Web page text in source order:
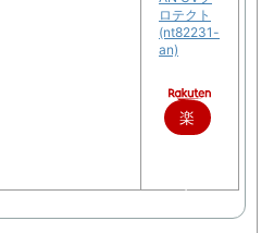
ロテクト
(nt82231-
an)
楽
で
購